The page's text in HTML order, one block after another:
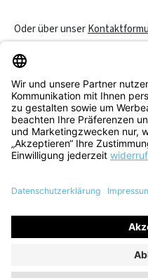
Oder über unser
Service & Beratung
Informationen
Alle Preise inkl. gesetzl.
ggf.